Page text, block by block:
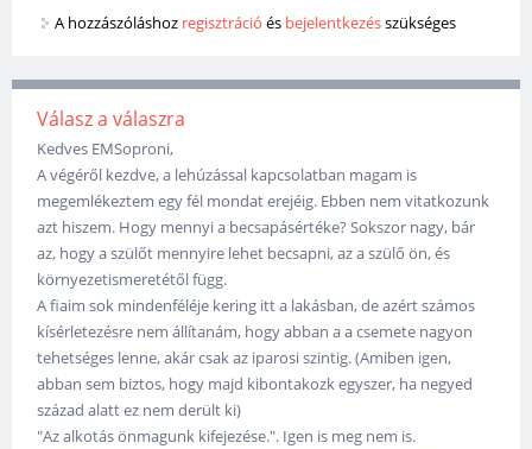
A hozzászóláshoz regisztráció és bejelentkezésszükséges
Válasz a válaszra
Kedves EMSoproni,
A végéről kezdve, a lehúzással kapcsolatban magam is
megemlékeztem egy fél mondat erejéig. Ebben nem vitatkozunk
azt hiszem. Hogy mennyi a becsapásértéke? Sokszor nagy, bár
az, hogy a szülőt mennyire lehet becsapni, az a szülő ön, és
környezetismeretétől függ.
A fiaim sok mindenféléje kering itt a lakásban, de azért számos
kísérletezésre nem állítanám, hogy abban a a csemete nagyon
tehetséges lenne, akár csak az iparosi szintig. (Amiben igen,
abban sem biztos, hogy majd kibontakozk egyszer, ha negyed
század alatt ez nem derült ki)
"Az alkotás önmagunk kifejezése.". Igen is meg nem is.